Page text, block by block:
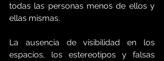
todas las personas menos de ellos y
ellas mismas.
La ausencia de visibilidad en los
espacios, los estereotipos y falsas